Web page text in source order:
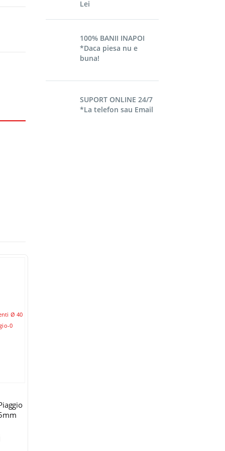
Lei
100% BANII INAPOI
*Daca piesa nu e
buna!
SUPORT ONLINE 24/7
*La telefon sau Email